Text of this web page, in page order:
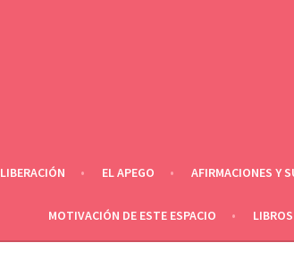
LIBERACIÓN EL APEGO AFIRMACIONES Y
MOTIVACIÓN DE ESTE ESPACIO